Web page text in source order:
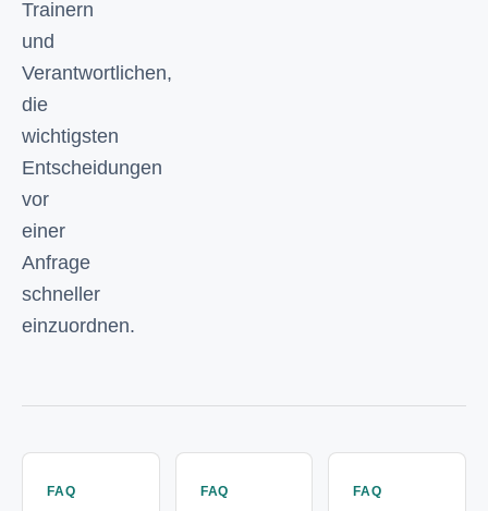
Trainern
und
Verantwortlichen,
die
wichtigsten
Entscheidungen
vor
einer
Anfrage
schneller
einzuordnen.
FAQ FAQ FAQ